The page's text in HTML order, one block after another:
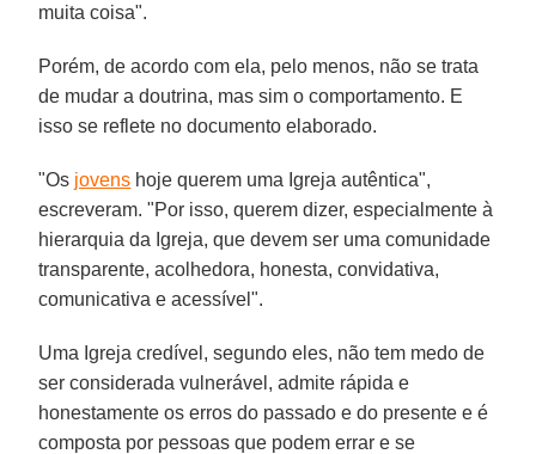
muita coisa".
Porém, de acordo com ela, pelo menos, não se trata
de mudar a doutrina, mas sim o comportamento. E
isso se reflete no documento elaborado.
"Os jovens hoje querem uma Igreja autêntica",
escreveram. "Por isso, querem dizer, especialmente à
hierarquia da Igreja, que devem ser uma comunidade
transparente, acolhedora, honesta, convidativa,
comunicativa e acessível".
Uma Igreja credível, segundo eles, não tem medo de
ser considerada vulnerável, admite rápida e
honestamente os erros do passado e do presente e é
composta por pessoas que podem errar e se